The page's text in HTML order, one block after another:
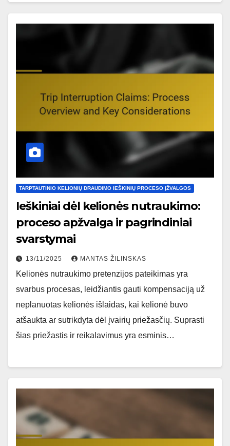
TARPTAUTINIO KELIONIŲ DRAUDIMO IEŠKINIŲ PROCESO ĮŽVALGOS
Ieškiniai dėl kelionės nutraukimo:
proceso apžvalga ir pagrindiniai
svarstymai
13/11/2025 MANTAS ŽILINSKAS
Kelionės nutraukimo pretenzijos pateikimas yra
svarbus procesas, leidžiantis gauti kompensaciją už
neplanuotas kelionės išlaidas, kai kelionė buvo
atšaukta ar sutrikdyta dėl įvairių priežasčių. Suprasti
šias priežastis ir reikalavimus yra esminis…